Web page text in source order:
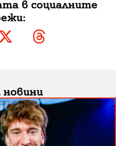
в социалните
новини